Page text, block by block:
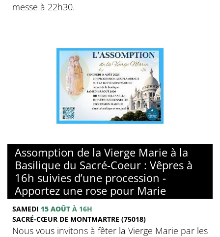
messe à 22h30.
Assomption de la Vierge Marie à la
Basilique du Sacré-Coeur : Vêpres à
16h suivies d’une procession -
Apportez une rose pour Marie
SAMEDI 15 AOÛT À 16H
SACRÉ-CŒUR DE MONTMARTRE (75018)
Nous vous invitons à fêter la Vierge Marie par les